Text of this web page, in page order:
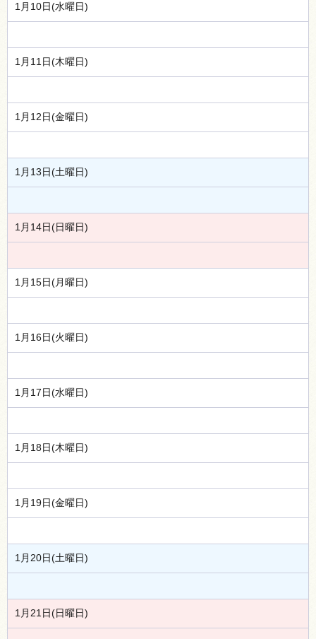
1月10日(水曜日)
1月11日(木曜日)
1月12日(金曜日)
1月13日(土曜日)
1月14日(日曜日)
1月15日(月曜日)
1月16日(火曜日)
1月17日(水曜日)
1月18日(木曜日)
1月19日(金曜日)
1月20日(土曜日)
1月21日(日曜日)